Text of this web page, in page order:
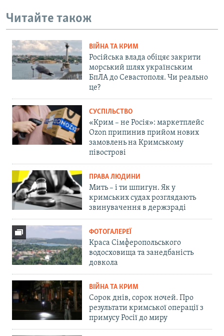
Читайте також
ВІЙНА ТА КРИМ
Російська влада обіцяє закрити
морський шлях українським
БпЛА до Севастополя. Чи реально
це?
СУСПІЛЬСТВО
«Крим – не Росія»: маркетплейс
Ozon припинив прийом нових
замовлень на Кримському
півострові
ПРАВА ЛЮДИНИ
Мить – і ти шпигун. Як у
кримських судах розглядають
звинувачення в держзраді
ФОТОГАЛЕРЕЇ
Краса Сімферопольського
водосховища та занедбаність
довкола
ВІЙНА ТА КРИМ
Сорок днів, сорок ночей. Про
результати кримської операції з
примусу Росії до миру